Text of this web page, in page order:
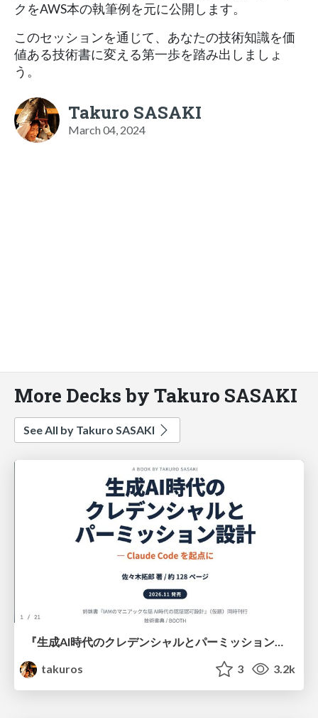
クをAWS本の執筆例を元に公開します。
このセッションを通じて、あなたの技術知識を価
値ある技術書に変える第一歩を踏み出しましょ
う。
Takuro SASAKI
March 04, 2024
More Decks by Takuro SASAKI
See All by Takuro SASAKI
『生成AI時代のクレデンシャルとパーミッション設計 — Claude Code を起点に』の執筆企画
takuros
3 3.2k